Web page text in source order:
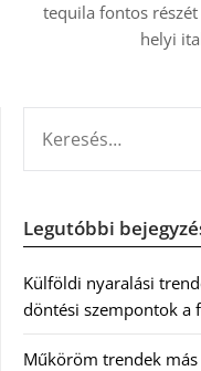
tequila fontos
helyi
Legutóbbi
Külföldi nyaralási
döntési szempontok a
Műköröm trendek